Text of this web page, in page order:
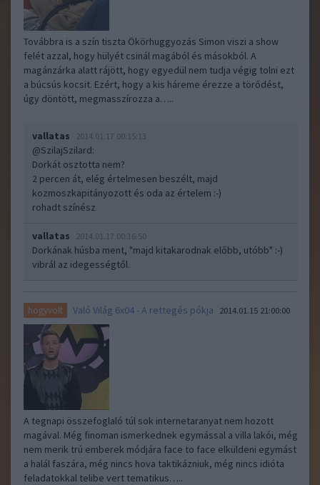
Továbbra is a szín tiszta Ökörhuggyozás Simon viszi a show
felét azzal, hogy hülyét csinál magából és másokból. A
magánzárka alatt rájött, hogy egyedül nem tudja végig tolni ezt
a búcsús kocsit. Ezért, hogy a kis háreme érezze a törődést,
úgy döntött, megmasszírozza a…..
vallatas 2014.01.17 00:15:13
@SzilajSzilard:
Dorkát osztotta nem?
2 percen át, elég értelmesen beszélt, majd
kozmoszkapitányozott és oda az értelem :-)
rohadt színész
vallatas 2014.01.17 00:16:50
Dorkának húsba ment, "majd kitakarodnak előbb, utóbb" :-)
vibrál az idegességtől.
hogyvolt Való Világ 6x04 - A rettegés pókja 2014.01.15 21:00:00
A tegnapi összefoglaló túl sok internetaranyat nem hozott
magával. Még finoman ismerkednek egymással a villa lakói, még
nem merik trú emberek módjára face to face elküldeni egymást
a halál faszára, még nincs hova taktikázniuk, még nincs idióta
feladatokkal telibe vert tematikus…..